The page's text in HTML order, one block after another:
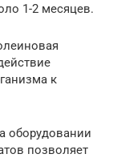
1-2 месяцев.
к
оборудовании
позволяет